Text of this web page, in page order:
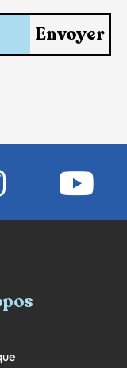
Envoyer